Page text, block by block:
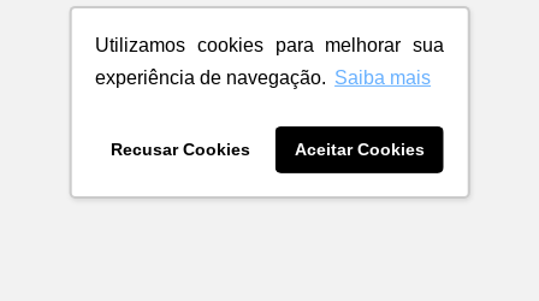
Utilizamos cookies para melhorar sua
experiência de navegação. Saiba mais
Recusar Cookies Aceitar Cookies